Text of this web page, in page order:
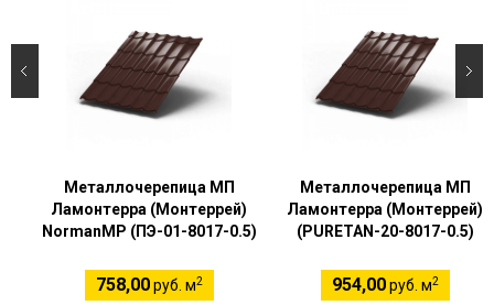
Металлочерепица МП
Ламонтерра (Монтеррей)
NormanMP (ПЭ-01-8017-0.5)
758,00руб. м2
Металлочерепица МП
Ламонтерра (Монтеррей)
(PURETAN-20-8017-0.5)
954,00руб. м2